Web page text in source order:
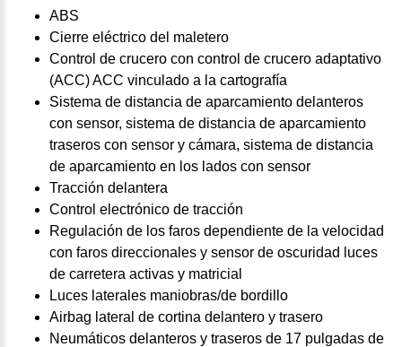
ABS
Cierre eléctrico del maletero
Control de crucero con control de crucero adaptativo
(ACC) ACC vinculado a la cartografía
Sistema de distancia de aparcamiento delanteros
con sensor, sistema de distancia de aparcamiento
traseros con sensor y cámara, sistema de distancia
de aparcamiento en los lados con sensor
Tracción delantera
Control electrónico de tracción
Regulación de los faros dependiente de la velocidad
con faros direccionales y sensor de oscuridad luces
de carretera activas y matricial
Luces laterales maniobras/de bordillo
Airbag lateral de cortina delantero y trasero
Neumáticos delanteros y traseros de 17 pulgadas de